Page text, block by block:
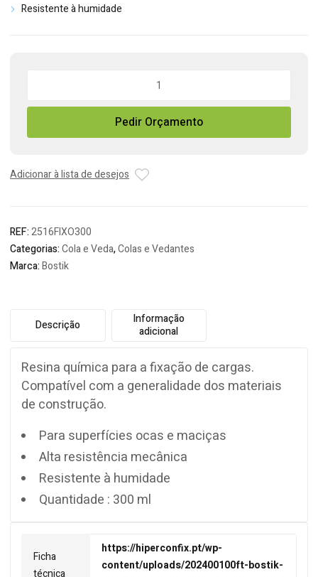
Resistente à humidade
Cola
Veda
Química
Pedir Orçamento
Adicionar à lista de desejos
REF:2516FIXO300
Categorias:Cola e Veda,Colas e Vedantes
Marca:Bostik
Descrição
Informação
adicional
Resina química para a fixação de cargas.
Compatível com a generalidade dos materiais
de construção.
Para superfícies ocas e maciças
Alta resistência mecânica
Resistente à humidade
Quantidade : 300 ml
Ficha
técnica
https://hiperconfix.pt/wp-
content/uploads/202400100ft-bostik-